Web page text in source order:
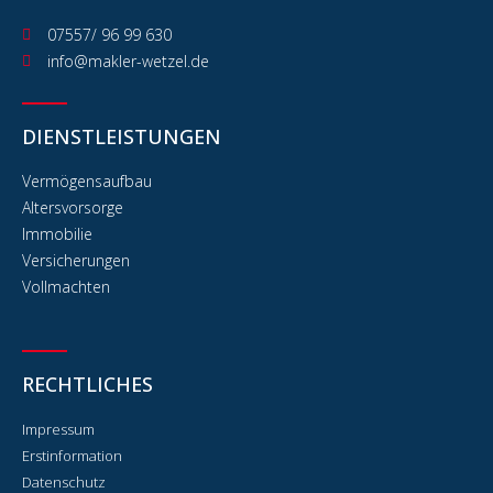
07557/ 96 99 630
info@makler-wetzel.de
DIENSTLEISTUNGEN
Vermögensaufbau
Altersvorsorge
Immobilie
Versicherungen
Vollmachten
RECHTLICHES
Impressum
Erstinformation
Datenschutz